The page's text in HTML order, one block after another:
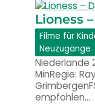
Lioness
Filme für
Neuzugänge
Niederlande
MinRegie:
empfohlen…